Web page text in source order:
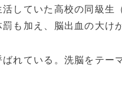
していた高校の同級生
も加え、脳出血の大け
れている。洗脳をテー